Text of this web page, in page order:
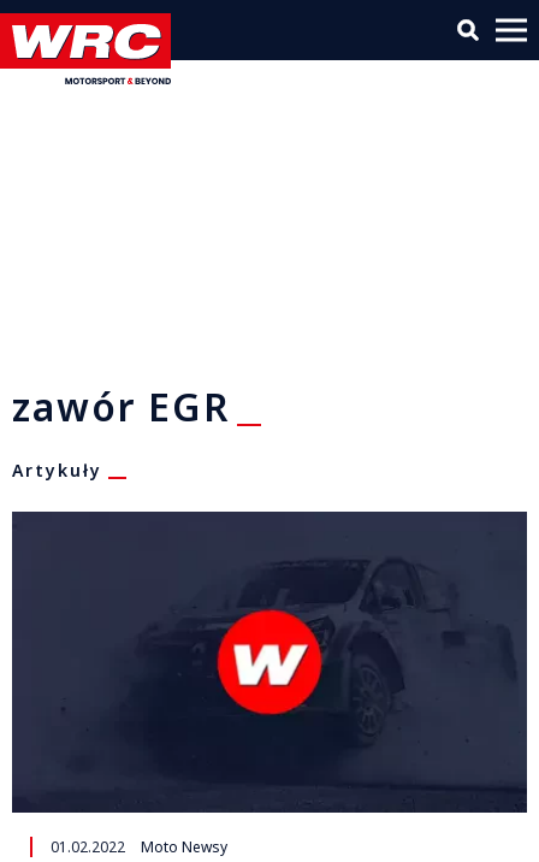
zawór EGR
Artykuły
01.02.2022 Moto Newsy